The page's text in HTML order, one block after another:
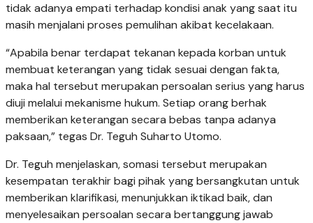
tidak adanya empati terhadap kondisi anak yang saat itu
masih menjalani proses pemulihan akibat kecelakaan.
“Apabila benar terdapat tekanan kepada korban untuk
membuat keterangan yang tidak sesuai dengan fakta,
maka hal tersebut merupakan persoalan serius yang harus
diuji melalui mekanisme hukum. Setiap orang berhak
memberikan keterangan secara bebas tanpa adanya
paksaan,” tegas Dr. Teguh Suharto Utomo.
Dr. Teguh menjelaskan, somasi tersebut merupakan
kesempatan terakhir bagi pihak yang bersangkutan untuk
memberikan klarifikasi, menunjukkan iktikad baik, dan
menyelesaikan persoalan secara bertanggung jawab